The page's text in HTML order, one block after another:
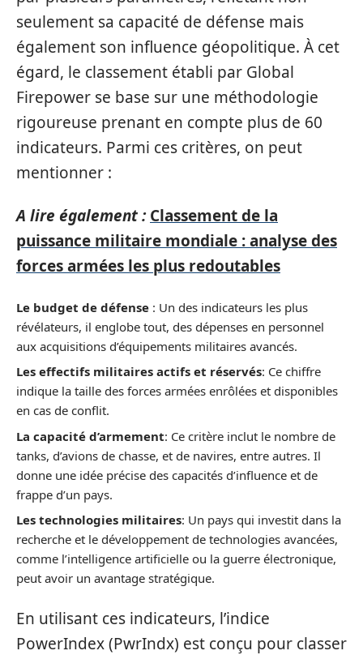
seulement sa capacité de défense mais
également son influence géopolitique. À cet
égard, le classement établi par Global
Firepower se base sur une méthodologie
rigoureuse prenant en compte plus de 60
indicateurs. Parmi ces critères, on peut
mentionner :
A lire également : Classement de la
puissance militaire mondiale : analyse des
forces armées les plus redoutables
Le budget de défense : Un des indicateurs les plus
révélateurs, il englobe tout, des dépenses en personnel
aux acquisitions d’équipements militaires avancés.
Les effectifs militaires actifs et réservés: Ce chiffre
indique la taille des forces armées enrôlées et disponibles
en cas de conflit.
La capacité d’armement: Ce critère inclut le nombre de
tanks, d’avions de chasse, et de navires, entre autres. Il
donne une idée précise des capacités d’influence et de
frappe d’un pays.
Les technologies militaires: Un pays qui investit dans la
recherche et le développement de technologies avancées,
comme l’intelligence artificielle ou la guerre électronique,
peut avoir un avantage stratégique.
En utilisant ces indicateurs, l’indice
PowerIndex (PwrIndx) est conçu pour classer